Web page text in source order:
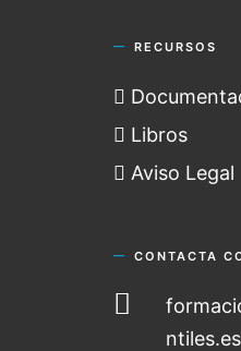
RECURSOS
Libros
Aviso Legal
CONTACTA
ntiles.es